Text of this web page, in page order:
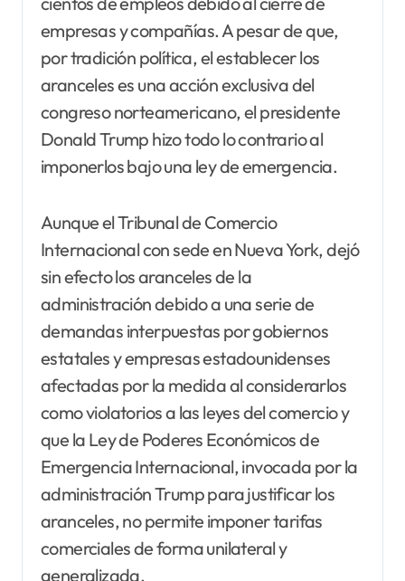
empresas y compañías. A pesar de que,
por tradición política, el establecer los
aranceles es una acción exclusiva del
congreso norteamericano, el presidente
Donald Trump hizo todo lo contrario al
imponerlos bajo una ley de emergencia.
Aunque el Tribunal de Comercio
Internacional con sede en Nueva York, dejó
sin efecto los aranceles de la
administración debido a una serie de
demandas interpuestas por gobiernos
estatales y empresas estadounidenses
afectadas por la medida al considerarlos
como violatorios a las leyes del comercio y
que la Ley de Poderes Económicos de
Emergencia Internacional, invocada por la
administración Trump para justificar los
aranceles, no permite imponer tarifas
comerciales de forma unilateral y
generalizada.